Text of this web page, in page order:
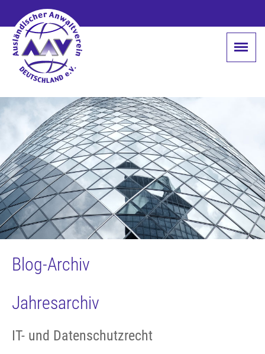
Blog-Archiv
Jahresarchiv
IT- und Datenschutzrecht